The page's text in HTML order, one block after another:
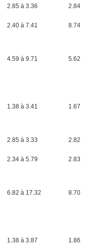
2.85 à 3.36 2.84 à
2.40 à 7.41 8.74 à
4.59 à 9.71 5.62 à
1.38 à 3.41 1.67 à
2.85 à 3.33 2.82 à
2.34 à 5.79 2.83 à
6.82 à 17.32 8.70 à
1.38 à 3.87 1.86 à